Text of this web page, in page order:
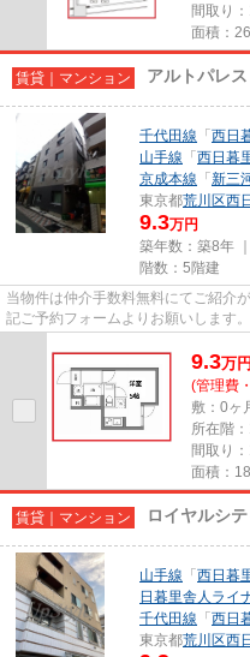
間取り
面積：
賃貸｜マンション アルトパレス
千代田線 「 西日
山手線 「 西日暮
京成本線 「 新三
東京都荒川区西
9.3万円
築年数：築8年
階数：5階建
当物件は仲介手数料無料にてご紹介
記ご予約フォームよりお願いします。
9.3万円
(管理費
敷：0ヶ
所在階
間取り
面積：
賃貸｜マンション ロイヤルシ
山手線 「 西日暮
日暮里舎人ライ
千代田線 「 西日
東京都荒川区西